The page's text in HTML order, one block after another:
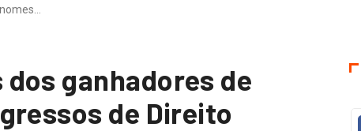
ganhadores de
de Direito